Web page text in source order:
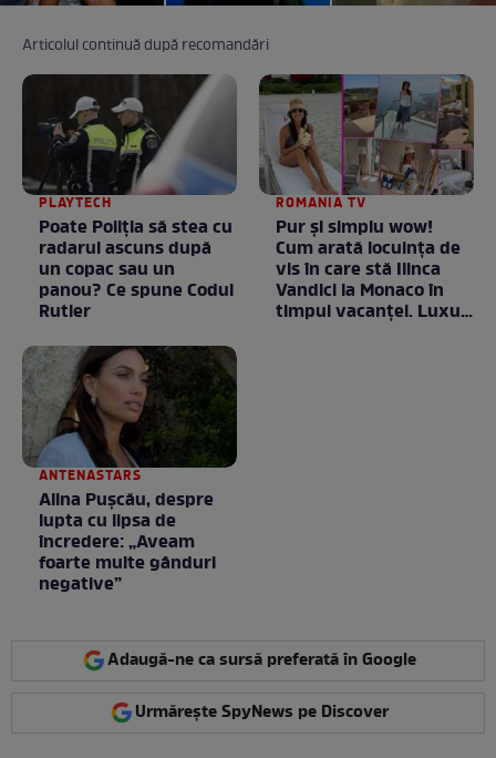
Articolul continuă după recomandări
PLAYTECH
Poate Poliția să stea cu
radarul ascuns după
un copac sau un
panou? Ce spune Codul
Rutier
ROMANIA TV
Pur și simplu wow!
Cum arată locuința de
vis în care stă Ilinca
Vandici la Monaco în
timpul vacanței. Luxul
ANTENASTARS
Alina Pușcău, despre
lupta cu lipsa de
încredere: „Aveam
foarte multe gânduri
negative”
Adaugă-ne ca sursă preferată în Google
Urmărește SpyNews pe Discover